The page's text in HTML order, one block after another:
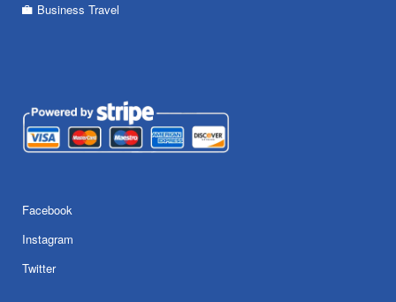
Business Travel
Facebook
Instagram
Twitter